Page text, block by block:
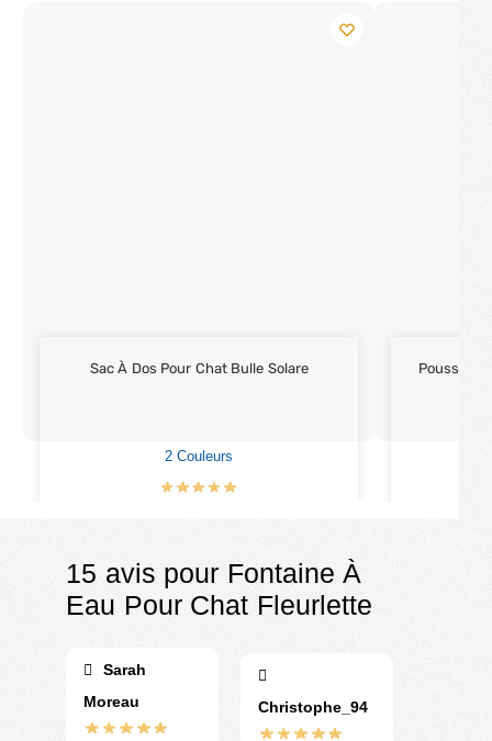
Sac À Dos Pour Chat Bulle Solare
2 Couleurs
Poussette
15 avis pour Fontaine À
Eau Pour Chat Fleurlette
Sarah
Moreau
Christophe_94